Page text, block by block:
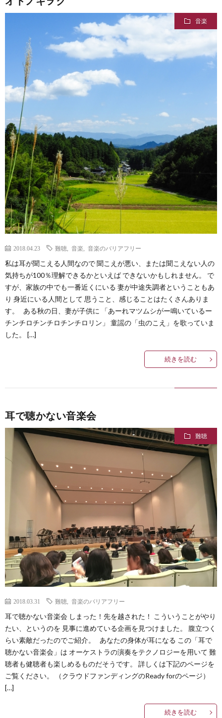
音楽
2018.04.23 難聴 音楽 音楽のバリアフリー
私は耳が聞こえる人間なので 聞こえが悪い、または聞こえない人の
気持ちが100％理解できるかといえば できないかもしれません。 で
すが、家族の中でも一番近くにいる 妻が中途失調者ということもあ
り 身近にいる人間として 思うこと、感じることはたくさんありま
す。 ある秋の日、妻が子供に 「あーれマツムシがー鳴いているー
チンチロチンチロチンチロリン」 童謡の「虫のこえ」を歌っていま
した。 […]
続きを読む
耳で聴かない音楽会
難聴
2018.03.31 難聴 音楽のバリアフリー
耳で聴かない音楽会 しまった！先を越された！ こういうことがやり
たい、というのを 見事に進めている企画を見つけました。 腹立つく
らい素敵だったのでご紹介。 あなたの身体が耳になる この「耳で
聴かない音楽会」は オーケストラの演奏をテクノロジーを用いて 難
聴者も健聴者も楽しめるものだそうです。 詳しくは下記のページを
ご覧ください。 （クラウドファンディングのReady forのページ）
[…]
続きを読む